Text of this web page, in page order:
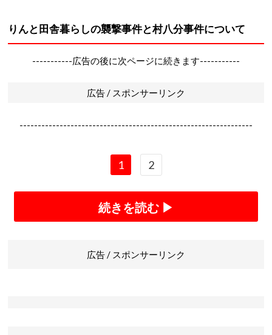
りんと田舎暮らしの襲撃事件と村八分事件について
-----------広告の後に次ページに続きます-----------
広告 / スポンサーリンク
----------------------------------------------------------------
1 2
続きを読む ▶
広告 / スポンサーリンク